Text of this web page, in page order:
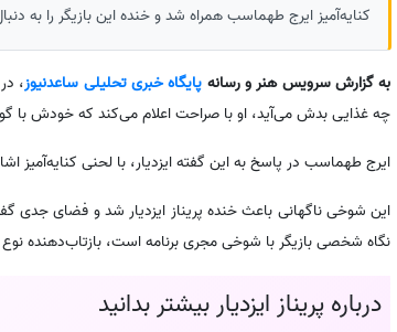
کنایه‌آمیز ایرج طهماسب همراه شد و خنده این بازیگر را به
به گزارش سرویس هنر و رسانه پایگاه خبری تحلیلی ساعدنیوز،
چه غذایی بدش می‌آید، او با صراحت اعلام می‌کند که خودش
ایرج طهماسب در پاسخ به این گفته ایزدیار، با لحنی
این شوخی ناگهانی باعث خنده پریناز ایزدیار شد و فضای جدی
نگاه شخصی بازیگر با شوخی مجری برنامه است، بازتاب‌دهنده نوع
درباره پریناز ایزدیار بیشتر بدانید